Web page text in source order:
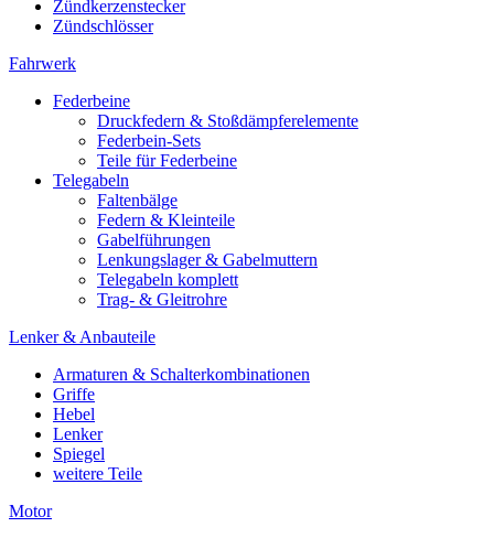
Zündkerzenstecker
Zündschlösser
Fahrwerk
Federbeine
Druckfedern & Stoßdämpferelemente
Federbein-Sets
Teile für Federbeine
Telegabeln
Faltenbälge
Federn & Kleinteile
Gabelführungen
Lenkungslager & Gabelmuttern
Telegabeln komplett
Trag- & Gleitrohre
Lenker & Anbauteile
Armaturen & Schalterkombinationen
Griffe
Hebel
Lenker
Spiegel
weitere Teile
Motor